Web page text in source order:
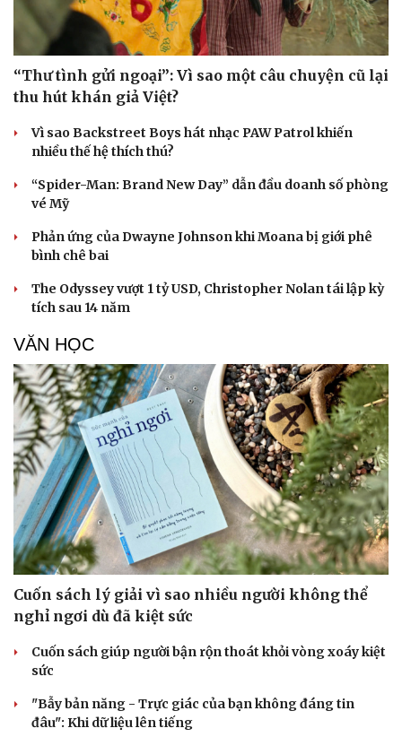
“Thư tình gửi ngoại”: Vì sao một câu chuyện cũ lại
thu hút khán giả Việt?
Vì sao Backstreet Boys hát nhạc PAW Patrol khiến
nhiều thế hệ thích thú?
“Spider-Man: Brand New Day” dẫn đầu doanh số phòng
vé Mỹ
Phản ứng của Dwayne Johnson khi Moana bị giới phê
bình chê bai
The Odyssey vượt 1 tỷ USD, Christopher Nolan tái lập kỳ
tích sau 14 năm
VĂN HỌC
Cuốn sách lý giải vì sao nhiều người không thể
nghỉ ngơi dù đã kiệt sức
Cuốn sách giúp người bận rộn thoát khỏi vòng xoáy kiệt
sức
"Bẫy bản năng - Trực giác của bạn không đáng tin
đâu": Khi dữ liệu lên tiếng